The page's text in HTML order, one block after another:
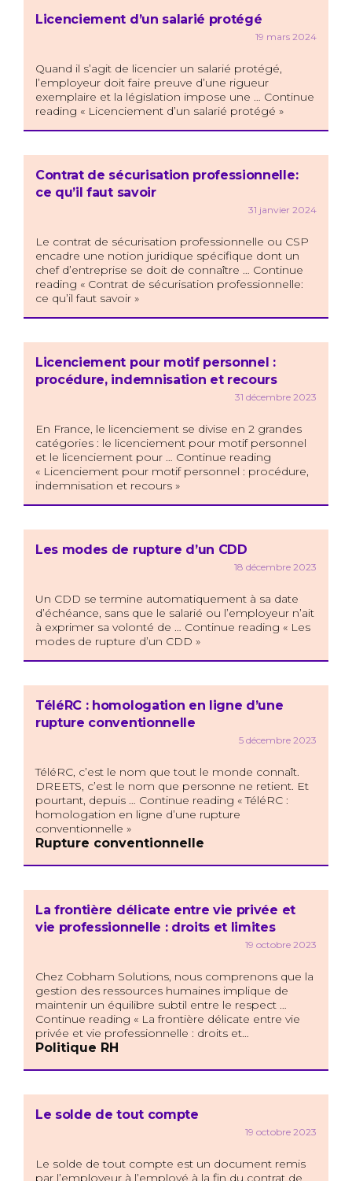
Licenciement d’un salarié protégé
19 mars 2024
Quand il s’agit de licencier un salarié protégé,
l’employeur doit faire preuve d’une rigueur
exemplaire et la législation impose une … Continue
reading « Licenciement d’un salarié protégé »
Contrat de sécurisation professionnelle:
ce qu’il faut savoir
31 janvier 2024
Le contrat de sécurisation professionnelle ou CSP
encadre une notion juridique spécifique dont un
chef d’entreprise se doit de connaître … Continue
reading « Contrat de sécurisation professionnelle:
ce qu’il faut savoir »
Licenciement pour motif personnel :
procédure, indemnisation et recours
31 décembre 2023
En France, le licenciement se divise en 2 grandes
catégories : le licenciement pour motif personnel
et le licenciement pour … Continue reading
« Licenciement pour motif personnel : procédure,
indemnisation et recours »
Les modes de rupture d’un CDD
18 décembre 2023
Un CDD se termine automatiquement à sa date
d’échéance, sans que le salarié ou l’employeur n’ait
à exprimer sa volonté de … Continue reading « Les
modes de rupture d’un CDD »
TéléRC : homologation en ligne d’une
rupture conventionnelle
5 décembre 2023
TéléRC, c’est le nom que tout le monde connaît.
DREETS, c’est le nom que personne ne retient. Et
pourtant, depuis … Continue reading « TéléRC :
homologation en ligne d’une rupture
conventionnelle »
Rupture conventionnelle
La frontière délicate entre vie privée et
vie professionnelle : droits et limites
19 octobre 2023
Chez Cobham Solutions, nous comprenons que la
gestion des ressources humaines implique de
maintenir un équilibre subtil entre le respect …
Continue reading « La frontière délicate entre vie
privée et vie professionnelle : droits et…
Politique RH
Le solde de tout compte
19 octobre 2023
Le solde de tout compte est un document remis
par l’employeur à l’employé à la fin du contrat de